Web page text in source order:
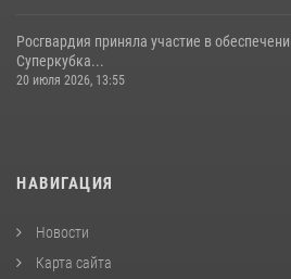
Росгвардия приняла участие в
Суперкубка...
20 июля 2026, 13:55
НАВИГАЦИЯ
Новости
Карта сайта